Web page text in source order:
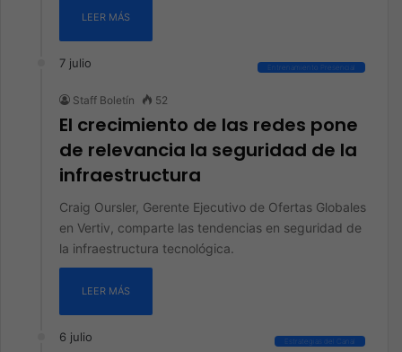
LEER MÁS
7 julio Entrenamiento Presencial
Staff Boletín 52
El crecimiento de las redes pone
de relevancia la seguridad de la
infraestructura
Craig Oursler, Gerente Ejecutivo de Ofertas Globales
en Vertiv, comparte las tendencias en seguridad de
la infraestructura tecnológica.
LEER MÁS
6 julio Estrategias del Canal